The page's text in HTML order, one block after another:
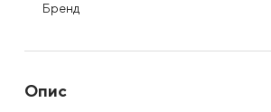
Бренд
Опис